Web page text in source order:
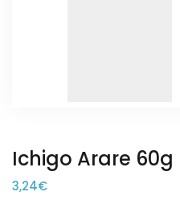
Ichigo Arare 60g
3,24€